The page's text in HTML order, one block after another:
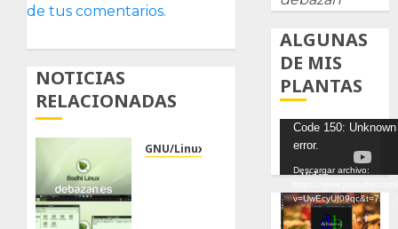
de tus comentarios.
NOTICIAS
RELACIONADAS
GNU/Linux
ALGUNAS
DE MIS
PLANTAS
Reproductor
de
vídeo
Code 150: Unknown
error.
Descargar archivo: